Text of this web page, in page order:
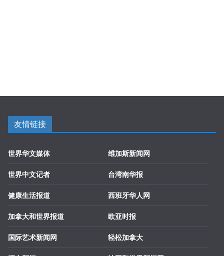
友情链接
世界华文媒体
世界中文记者
健康生活报道
加拿大和世界报道
国际艺术新闻网
维加斯新闻网
台湾南华报
西班牙华人网
欧亚时报
轻松加拿大